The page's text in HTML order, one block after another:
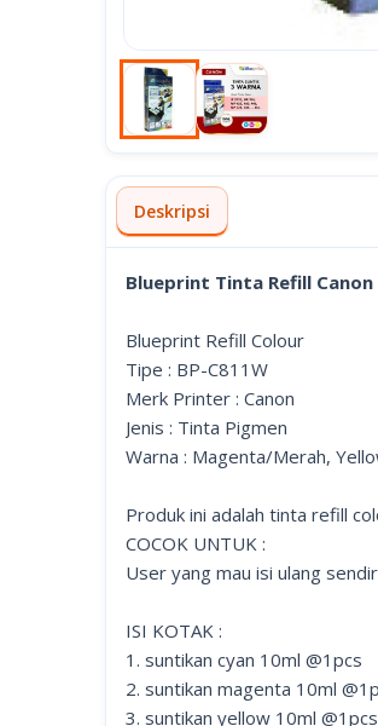
Deskripsi
Blueprint Tinta Refill
Blueprint Refill Colour
Tipe : BP-C811W
Merk Printer : Canon
Jenis : Tinta Pigmen
Warna : Magenta/Merah,
Produk ini adalah tinta refill
COCOK UNTUK :
User yang mau isi ulang
ISI KOTAK :
1. suntikan cyan 10ml @1pcs
2. suntikan magenta 10ml
3. suntikan yellow 10ml @1pcs